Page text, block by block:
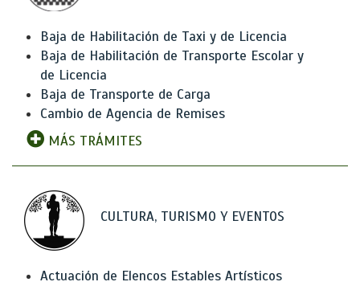
Baja de Habilitación de Taxi y de Licencia
Baja de Habilitación de Transporte Escolar y
de Licencia
Baja de Transporte de Carga
Cambio de Agencia de Remises
MÁS TRÁMITES
CULTURA, TURISMO Y EVENTOS
Actuación de Elencos Estables Artísticos